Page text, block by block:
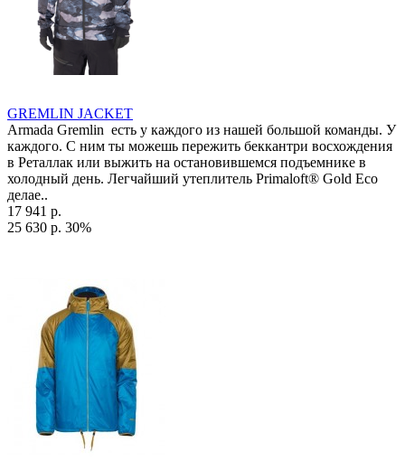
GREMLIN JACKET
Armada Gremlin есть у каждого из нашей большой команды. У
каждого. С ним ты можешь пережить беккантри восхождения
в Реталлак или выжить на остановившемся подъемнике в
холодный день. Легчайший утеплитель Primaloft® Gold Eco
делае..
17 941 р.
25 630 р. 30%